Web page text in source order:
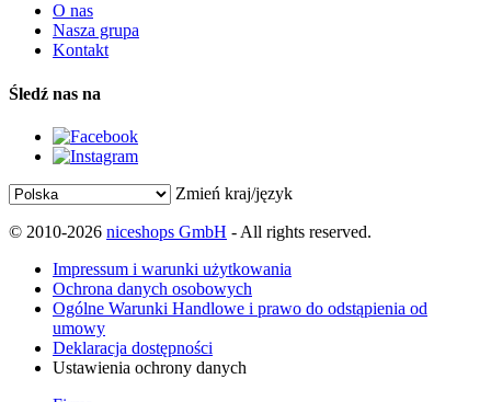
O nas
Nasza grupa
Kontakt
Śledź nas na
Zmień kraj/język
© 2010-2026 niceshops GmbH - All rights reserved.
Impressum i warunki użytkowania
Ochrona danych osobowych
Ogólne Warunki Handlowe i prawo do odstąpienia od
umowy
Deklaracja dostępności
Ustawienia ochrony danych